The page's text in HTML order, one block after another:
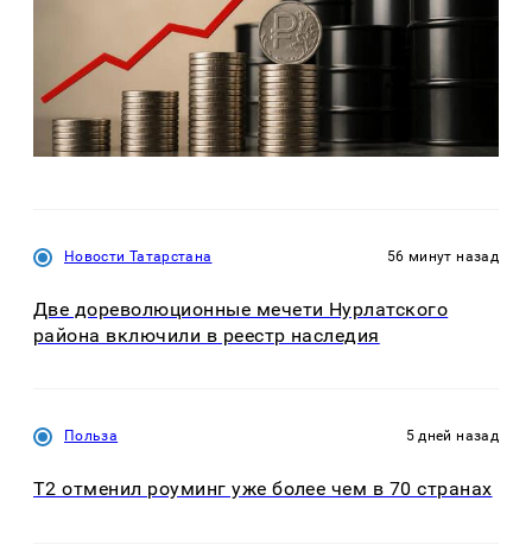
Новости Татарстана 56 минут назад
Две дореволюционные мечети Нурлатского
района включили в реестр наследия
Польза 5 дней назад
Т2 отменил роуминг уже более чем в 70 странах